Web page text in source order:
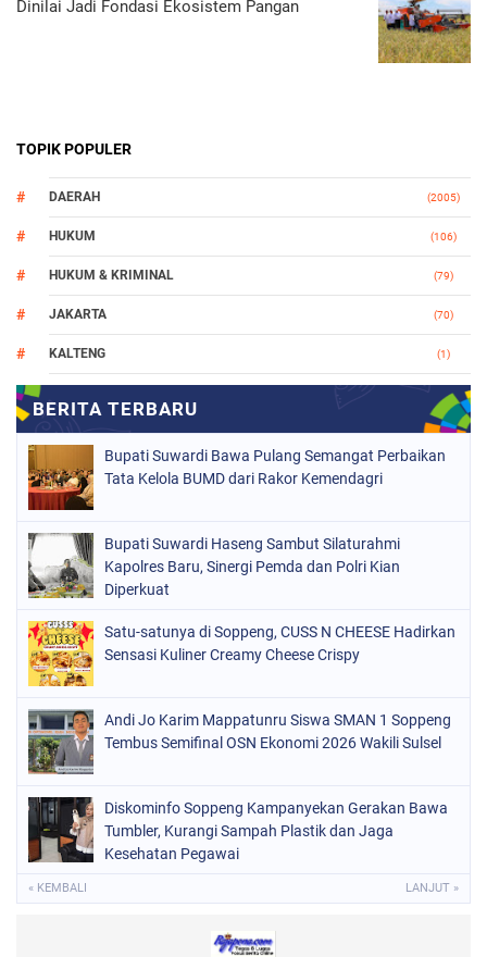
Dinilai Jadi Fondasi Ekosistem Pangan
TOPIK POPULER
DAERAH (2005)
HUKUM (106)
HUKUM & KRIMINAL (79)
JAKARTA (70)
KALTENG (1)
(78)
NASIONAL (748)
ORGANISASI
PERISTIWA
POLITIK
POLRI
SOPPENG (1149)
SULSEL
Bupati Suwardi Bawa Pulang Semangat Perbaikan
Tata Kelola BUMD dari Rakor Kemendagri
Bupati Suwardi Haseng Sambut Silaturahmi
Kapolres Baru, Sinergi Pemda dan Polri Kian
Diperkuat
Satu-satunya di Soppeng, CUSS N CHEESE Hadirkan
Sensasi Kuliner Creamy Cheese Crispy
Andi Jo Karim Mappatunru Siswa SMAN 1 Soppeng
Tembus Semifinal OSN Ekonomi 2026 Wakili Sulsel
Diskominfo Soppeng Kampanyekan Gerakan Bawa
Tumbler, Kurangi Sampah Plastik dan Jaga
Kesehatan Pegawai
« KEMBALI LANJUT »